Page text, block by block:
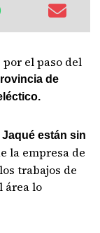
el paso del
de
están sin
la empresa de
trabajos de
área lo